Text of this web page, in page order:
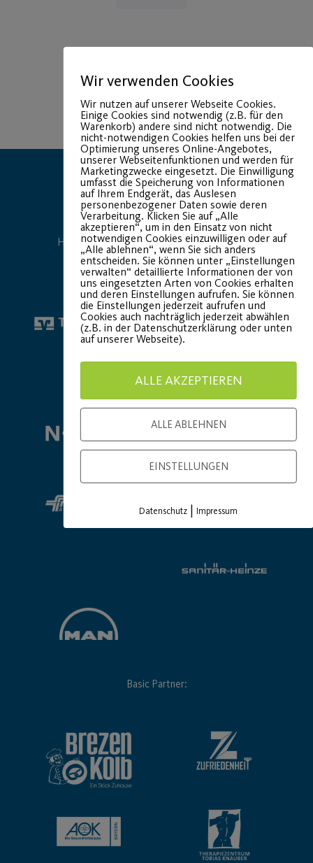
Hauptsponsor Generalausrüster
Premium Partner:
Basic Partner:
Wir verwenden Cookies
Wir nutzen auf unserer Webseite Cookies.
Einige Cookies sind notwendig (z.B. für den
Warenkorb) andere sind nicht notwendig. Die
nicht-notwendigen Cookies helfen uns bei der
Optimierung unseres Online-Angebotes,
unserer Webseitenfunktionen und werden für
Marketingzwecke eingesetzt. Die Einwilligung
umfasst die Speicherung von Informationen
auf Ihrem Endgerät, das Auslesen
personenbezogener Daten sowie deren
Verarbeitung. Klicken Sie auf „Alle
akzeptieren“, um in den Einsatz von nicht
notwendigen Cookies einzuwilligen oder auf
„Alle ablehnen“, wenn Sie sich anders
entscheiden. Sie können unter „Einstellungen
verwalten“ detaillierte Informationen der von
uns eingesetzten Arten von Cookies erhalten
und deren Einstellungen aufrufen. Sie können
die Einstellungen jederzeit aufrufen und
Cookies auch nachträglich jederzeit abwählen
(z.B. in der Datenschutzerklärung oder unten
auf unserer Webseite).
ALLE AKZEPTIEREN
ALLE ABLEHNEN
EINSTELLUNGEN
Datenschutz |Impressum